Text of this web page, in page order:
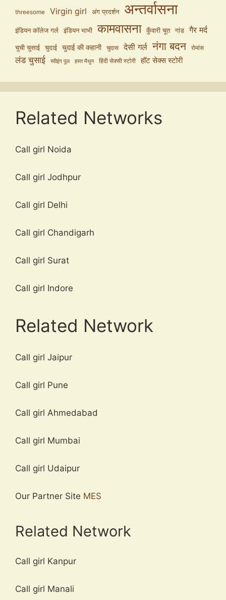
threesome Virgin girl अंग प्रदर्शन अन्तर्वासना
इंडियन कॉलेज गर्ल इंडियन भाभी कामवासना कुँवारी चूत गांड गैर मर्द
चुची चुसाई चुदाई चुदाई की कहानी चुदास देसी गर्ल नंगा बदन रोमांस
लंड चुसाई स्वीइंग पूल हस्त मैथुन हिंदी सेक्सी स्टोरी हॉट सेक्स स्टोरी
Related Networks
Call girl Noida
Call girl Jodhpur
Call girl Delhi
Call girl Chandigarh
Call girl Surat
Call girl Indore
Related Network
Call girl Jaipur
Call girl Pune
Call girl Ahmedabad
Call girl Mumbai
Call girl Udaipur
Our Partner Site MES
Related Network
Call girl Kanpur
Call girl Manali